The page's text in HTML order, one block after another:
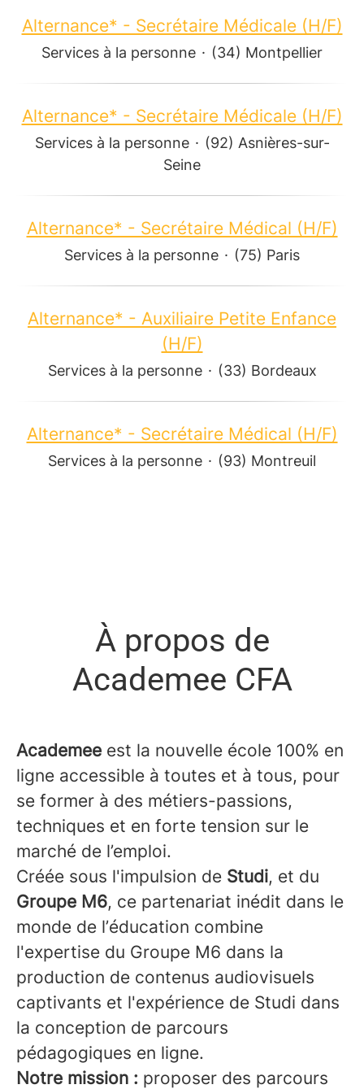
Alternance* - Secrétaire Médicale (H/F)
Services à la personne · (34) Montpellier
Alternance* - Secrétaire Médicale (H/F)
Services à la personne · (92) Asnières-sur-
Seine
Alternance* - Secrétaire Médical (H/F)
Services à la personne · (75) Paris
Alternance* - Auxiliaire Petite Enfance
(H/F)
Services à la personne · (33) Bordeaux
Alternance* - Secrétaire Médical (H/F)
Services à la personne · (93) Montreuil
À propos de
Academee CFA
Academee est la nouvelle école 100% en
ligne accessible à toutes et à tous, pour
se former à des métiers-passions,
techniques et en forte tension sur le
marché de l’emploi.
Créée sous l'impulsion de Studi, et du
Groupe M6, ce partenariat inédit dans le
monde de l’éducation combine
l'expertise du Groupe M6 dans la
production de contenus audiovisuels
captivants et l'expérience de Studi dans
la conception de parcours
pédagogiques en ligne.
Notre mission : proposer des parcours